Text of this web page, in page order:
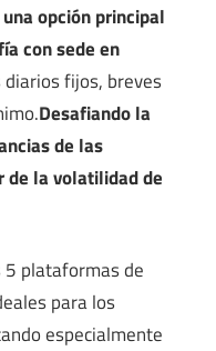
opción principal
con sede en
fijos, breves
Desafiando la
de las
de la volatilidad de
5 plataformas de
para los
especialmente